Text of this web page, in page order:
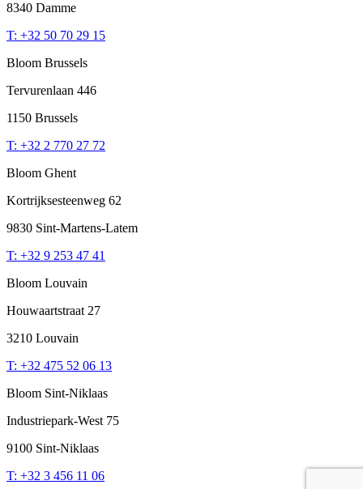
8340 Damme
T: +32 50 70 29 15
Bloom Brussels
Tervurenlaan 446
1150 Brussels
T: +32 2 770 27 72
Bloom Ghent
Kortrijksesteenweg 62
9830 Sint-Martens-Latem
T: +32 9 253 47 41
Bloom Louvain
Houwaartstraat 27
3210 Louvain
T: +32 475 52 06 13
Bloom Sint-Niklaas
Industriepark-West 75
9100 Sint-Niklaas
T: +32 3 456 11 06